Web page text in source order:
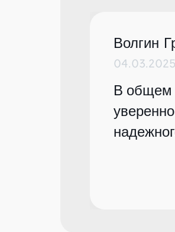
Волгин
04.03.2025
В общем